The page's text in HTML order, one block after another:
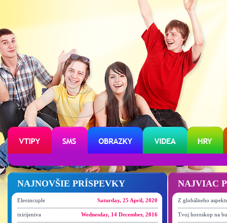
NAJNOVŠIE PRÍSPEVKY
Eleoincuple Saturday, 25 April, 2020
ixirijeniva Wednesday, 14 December, 2016
NAJVIAC
Z globálneho
Tvoj horoskop na